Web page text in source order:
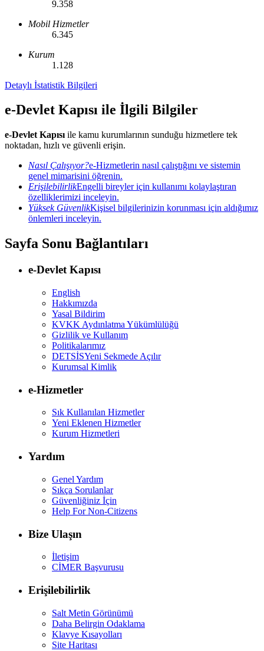
9.358
Mobil Hizmetler
6.345
Kurum
1 .1 28
Detaylı İstatistik Bilgileri
e-Devlet Kapısı ile İlgili Bilgiler
e-Devlet Kapısı ile kamu kurumlarının sunduğu hizmetlere tek
noktadan, hızlı ve güvenli erişin.
Nasıl Çalışıyor?e-Hizmetlerin nasıl çalıştığını ve sistemin
genel mimarisini öğrenin.
ErişilebilirlikEngelli bireyler için kullanımı kolaylaştıran
özelliklerimizi inceleyin.
Yüksek GüvenlikKişisel bilgilerinizin korunması için aldığımız
önlemleri inceleyin.
Sayfa Sonu Bağlantıları
e-Devlet Kapısı
English
Hakkımızda
Yasal Bildirim
KVKK Aydınlatma Yükümlülüğü
Gizlilik ve Kullanım
Politikalarımız
DETSİSYeni Sekmede Açılır
Kurumsal Kimlik
e-Hizmetler
Sık Kullanılan Hizmetler
Yeni Eklenen Hizmetler
Kurum Hizmetleri
Yardım
Genel Yardım
Sıkça Sorulanlar
Güvenliğiniz İçin
Help For Non-Citizens
Bize Ulaşın
İletişim
CİMER Başvurusu
Erişilebilirlik
Salt Metin Görünümü
Daha Belirgin Odaklama
Klavye Kısayolları
Site Haritası